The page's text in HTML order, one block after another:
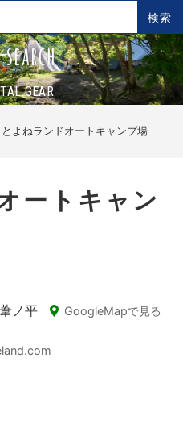
GEAR
とよねランドオートキャンプ場
ートキャン
ノ平
GoogleMapで見る